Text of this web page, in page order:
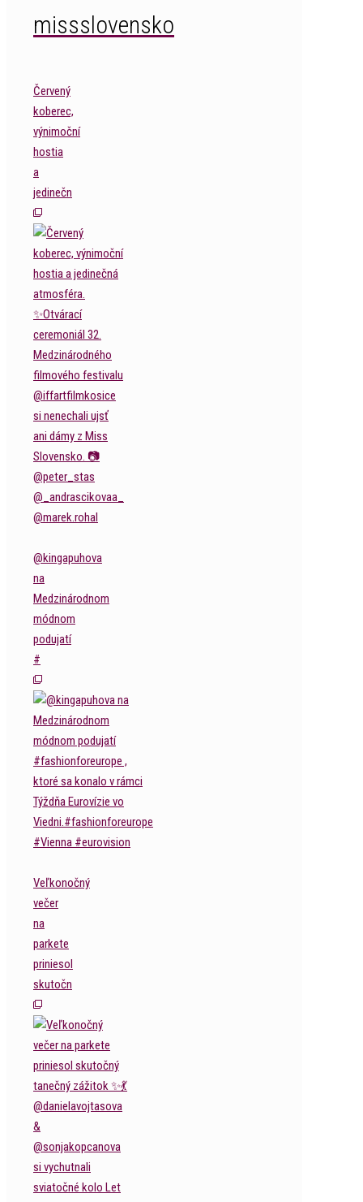
missslovensko
Červený
koberec,
výnimoční
hostia
a
jedinečn
@kingapuhova
na
Medzinárodnom
módnom
podujatí
#
Veľkonočný
večer
na
parkete
priniesol
skutočn